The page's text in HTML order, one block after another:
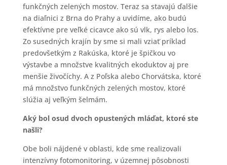
funkčných zelených mostov. Teraz sa stavajú ďalšie
na diaľnici z Brna do Prahy a uvidíme, ako budú
efektívne pre veľké cicavce ako sú vlk, rys alebo los.
Zo susedných krajín by sme si mali vziať príklad
predovšetkým z Rakúska, ktoré je špičkou vo
výstavbe a množstve kvalitných ekoduktov aj pre
menšie živočíchy. A z Poľska alebo Chorvátska, ktoré
má množstvo funkčných zelených mostov, ktoré
slúžia aj veľkým šelmám.
Aký bol osud dvoch opustených mláďat, ktoré ste
našli?
Obe boli nájdené v oblasti, kde sme realizovali
intenzívny fotomonitoring, v územnej pôsobnosti